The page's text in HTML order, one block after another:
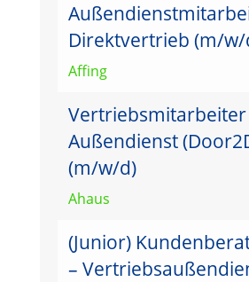
Direktvertrieb (m/w/
Affing
Außendienst
(m/w/d)
Ahaus
(Junior)
–